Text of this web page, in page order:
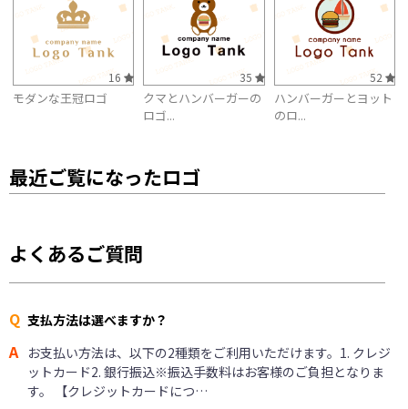
16
モダンな王冠ロゴ
35
クマとハンバーガーの
ロゴ...
52
ハンバーガーとヨット
のロ...
最近ご覧になったロゴ
よくあるご質問
Q 支払方法は選べますか？
A お支払い方法は、以下の2種類をご利用いただけます。1. クレジ
ットカード2. 銀行振込※振込手数料はお客様のご負担となりま
す。 【クレジットカードにつ…